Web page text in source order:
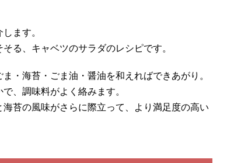
ます。
る、キャベツのサラダのレシピです。
・海苔・ごま油・醤油を和えればできあがり。
、調味料がよく絡みます。
苔の風味がさらに際立って、より満足度の高い